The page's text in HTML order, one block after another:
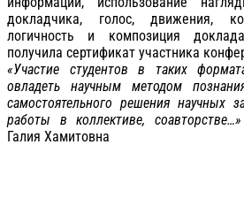
докладчика, голос, движения,
логичность и композиция
получила сертификат участника
«Участие студентов в таких
овладеть научным методом
самостоятельного решения научных
работы в коллективе, соавторстве…»
Галия Хамитовна